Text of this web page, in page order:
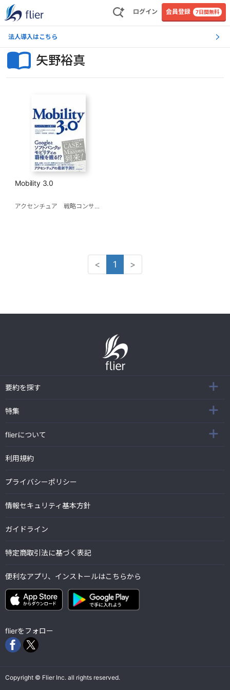
ログイン 会員登録 7日間無料
法人導入はこちら
矢野裕真
Mobility 3.0
アクセンチュア 戦略コンサルティング本部 モビリティチーム
< 1 >
要約を探す
特集
flierについて
利用規約
プライバシーポリシー
情報セキュリティ基本方針
ガイドライン
特定商取引法に基づく表記
便利なアプリ、インストールはこちらから
flierをフォロー
Copyright © Flier Inc. all rights reserved.